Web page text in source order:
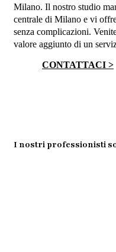
Milano. Il nostro studio
centrale di Milano e vi
senza complicazioni.
valore aggiunto di un
CONTATTACI >
I nostri professionisti